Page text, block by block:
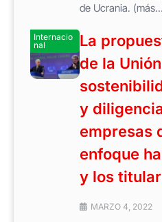
de Ucrania.
Internacio
nal
La
de la
y
empresas
enfoque
y los
MARZO 4, 2022